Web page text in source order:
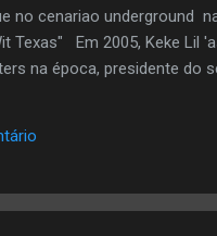
no cenariao underground
Texas" Em 2005, Keke Lil
na época, presidente do